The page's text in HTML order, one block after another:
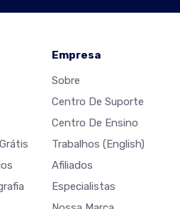
Empresa
Sobre
Centro De Suporte
Centro De Ensino
Trabalhos (English)
Afiliados
Especialistas